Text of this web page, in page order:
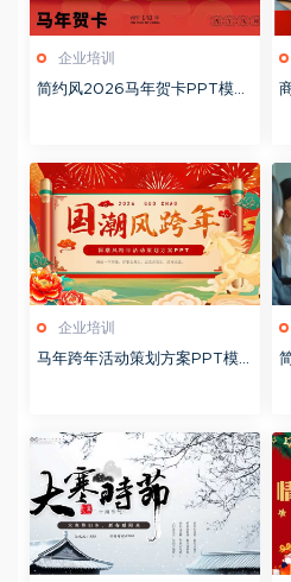
企业培训
简约风2026马年贺卡PPT模板
企业培训
马年跨年活动策划方案PPT模